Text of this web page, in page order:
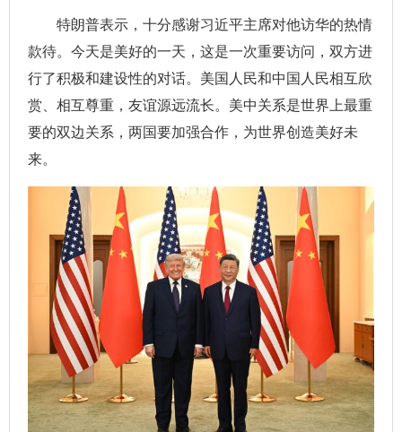
特朗普表示，十分感谢习近平主席对他访华的热情
款待。今天是美好的一天，这是一次重要访问，双方进
行了积极和建设性的对话。美国人民和中国人民相互欣
赏、相互尊重，友谊源远流长。美中关系是世界上最重
要的双边关系，两国要加强合作，为世界创造美好未
来。